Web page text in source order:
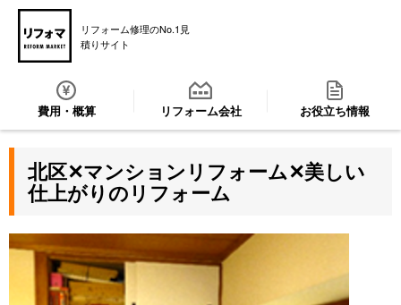
リフォーム修理のNo.1見
積りサイト
費用・概算 リフォーム会社 お役立ち情報
北区✕マンションリフォーム✕美しい
仕上がりのリフォーム